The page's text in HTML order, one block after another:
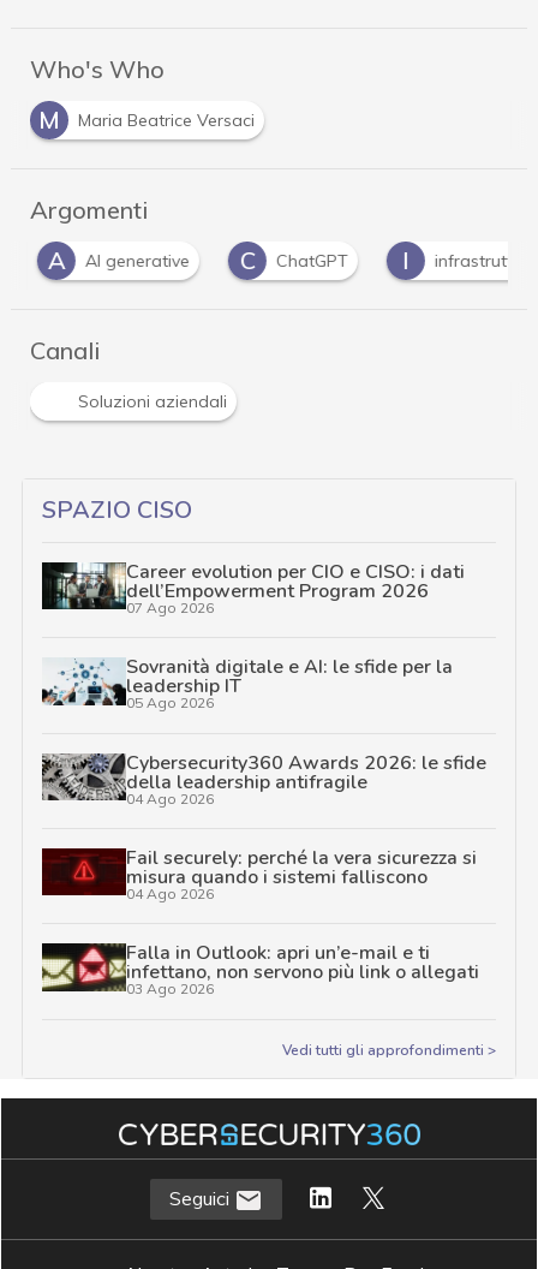
Who's Who
M
Maria Beatrice Versaci
Argomenti
A
AI generative C ChatGPT infrastrutture
Canali
Soluzioni aziendali
SPAZIO CISO
Career evolution per CIO e CISO: i dati
dell’Empowerment Program 2026
07 Ago 2026
Sovranità digitale e AI: le sfide per la
leadership IT
05 Ago 2026
Cybersecurity360 Awards 2026: le sfide
della leadership antifragile
04 Ago 2026
Fail securely: perché la vera sicurezza si
misura quando i sistemi falliscono
04 Ago 2026
Falla in Outlook: apri un’e-mail e ti
infettano, non servono più link o allegati
03 Ago 2026
Vedi tutti gli approfondimenti >
Seguici